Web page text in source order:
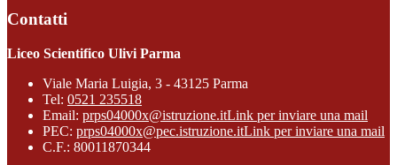
Contatti
Liceo Scientifico Ulivi Parma
Viale Maria Luigia, 3 - 43125 Parma
Tel: 0521 235518
Email: prps04000x@istruzione.itLink per inviare una mail
PEC: prps04000x@pec.istruzione.itLink per inviare una mail
C.F.: 80011870344